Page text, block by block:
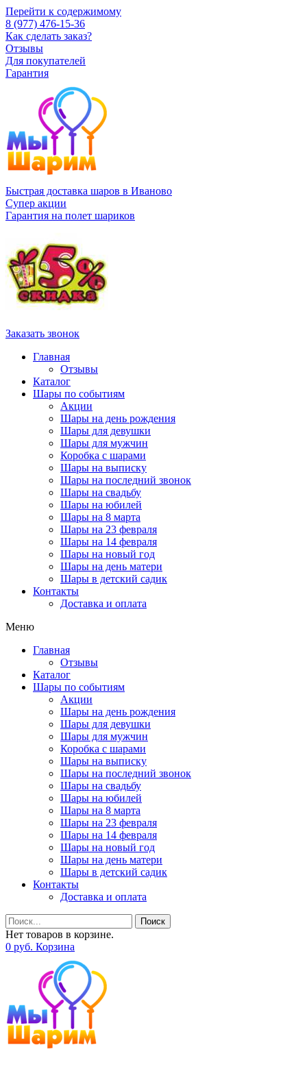
Перейти к содержимому
8 (977) 476-15-36
Как сделать заказ?
Отзывы
Для покупателей
Гарантия
Быстрая доставка шаров в Иваново
Супер акции
Гарантия на полет шариков
Заказать звонок
Главная
Отзывы
Каталог
Шары по событиям
Акции
Шары на день рождения
Шары для девушки
Шары для мужчин
Коробка с шарами
Шары на выписку
Шары на последний звонок
Шары на свадьбу
Шары на юбилей
Шары на 8 марта
Шары на 23 февраля
Шары на 14 февраля
Шары на новый год
Шары на день матери
Шары в детский садик
Контакты
Доставка и оплата
Меню
Главная
Отзывы
Каталог
Шары по событиям
Акции
Шары на день рождения
Шары для девушки
Шары для мужчин
Коробка с шарами
Шары на выписку
Шары на последний звонок
Шары на свадьбу
Шары на юбилей
Шары на 8 марта
Шары на 23 февраля
Шары на 14 февраля
Шары на новый год
Шары на день матери
Шары в детский садик
Контакты
Доставка и оплата
Поиск
Нет товаров в корзине.
0 руб. Корзина